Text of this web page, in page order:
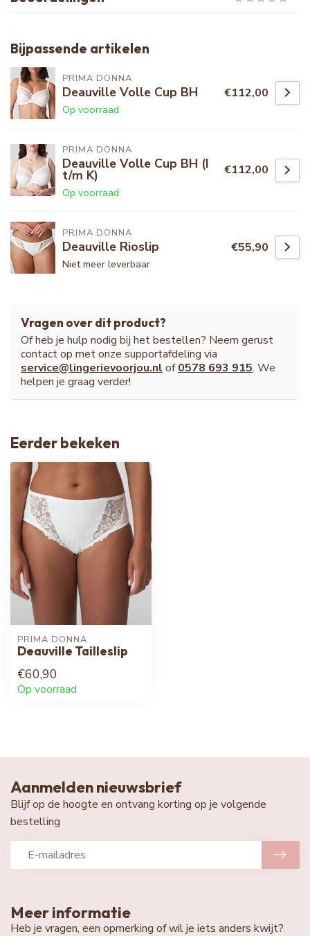
Bijpassende artikelen
PRIMA DONNA
Deauville Volle Cup BH
Op voorraad
€112,00
PRIMA DONNA
Deauville Volle Cup BH (I
t/m K)
Op voorraad
€112,00
PRIMA DONNA
Deauville Rioslip
Niet meer leverbaar
€55,90
Vragen over dit product?
Of heb je hulp nodig bij het bestellen? Neem gerust
contact op met onze supportafdeling via
service@lingerievoorjou.nl of0578 693 915. We
helpen je graag verder!
Eerder bekeken
PRIMA DONNA
Deauville Tailleslip
€60,90
Op voorraad
Meer informatie
Heb je vragen, een opmerking of wil je iets anders kwijt?
Aanmelden nieuwsbrief
Blijf op de hoogte en ontvang korting op je volgende
bestelling